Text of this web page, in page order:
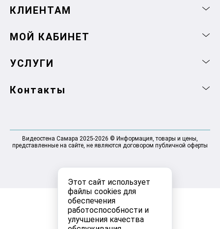
Этот сайт использует
файлы cookies для
обеспечения
работоспособности и
улучшения качества
КЛИЕНТАМ
МОЙ КАБИНЕТ
УСЛУГИ
Контакты
Видеостена Самара 2025-2026 © Информация, товары и цены,
представленные на сайте, не являются договором публичной оферты